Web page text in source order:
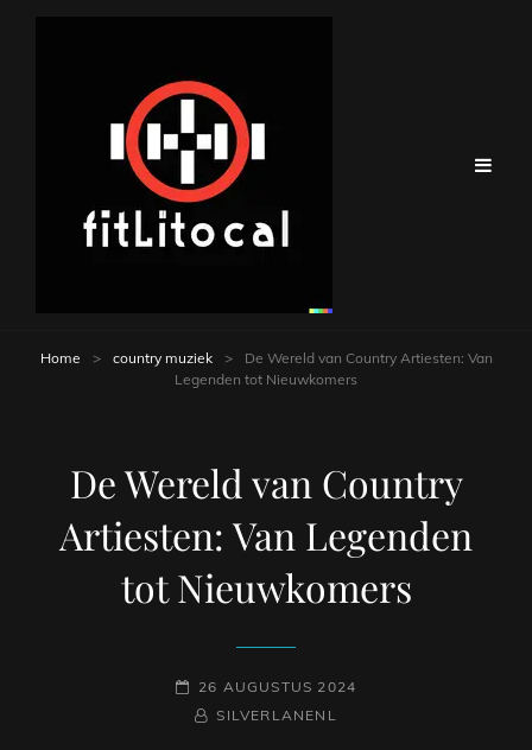
Home > country muziek >
De Wereld van Country Artiesten: Van
Legenden tot Nieuwkomers
De Wereld van Country
Artiesten: Van Legenden
tot Nieuwkomers
GEPLAATST
OP
26 AUGUSTUS 2024
NAAMREGEL
BYLINE
SILVERLANENL